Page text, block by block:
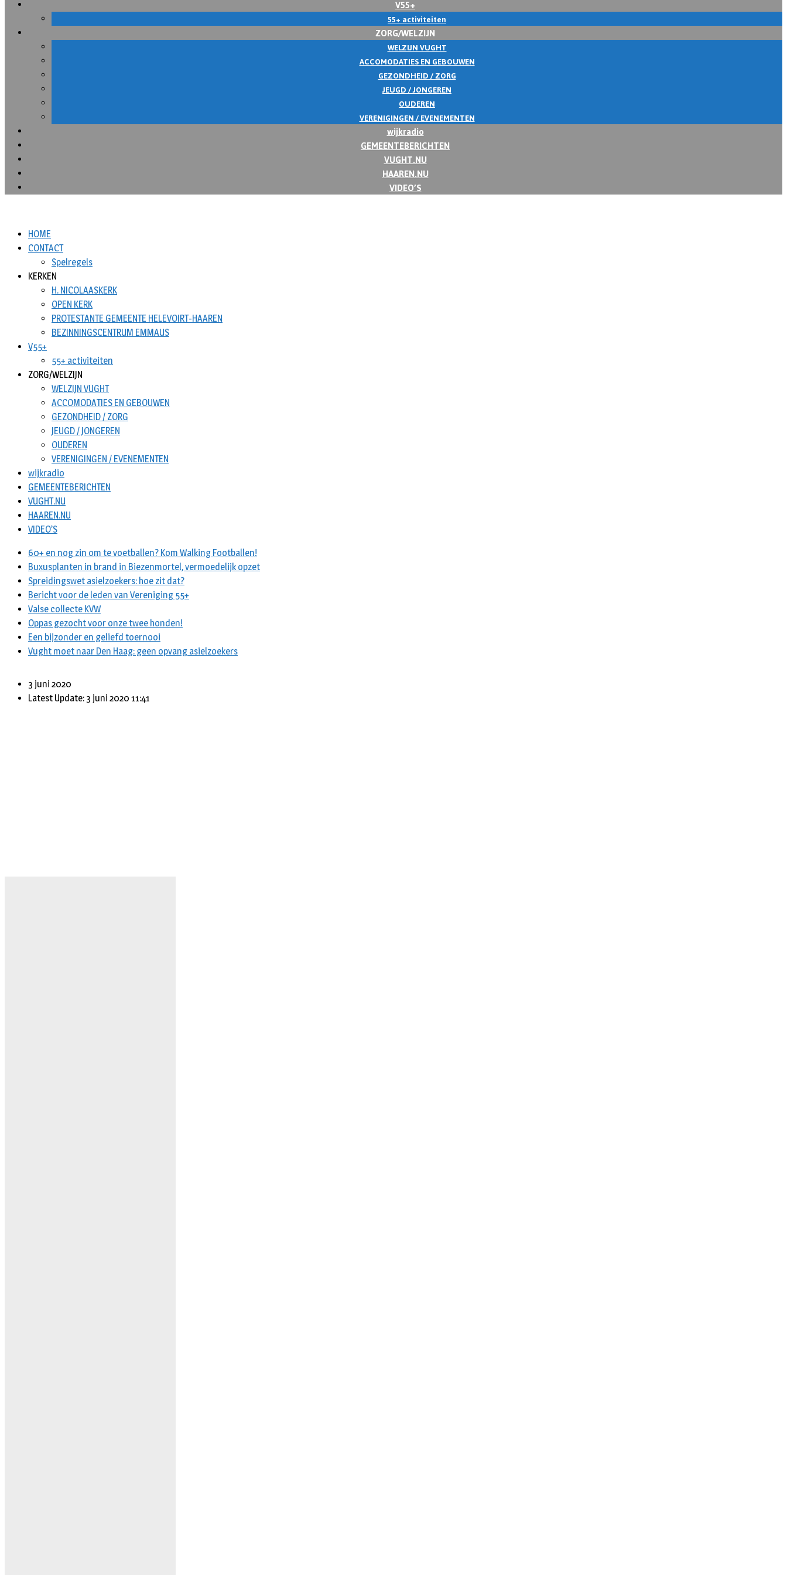
V55+
55+ activiteiten
ZORG/WELZIJN
WELZIJN VUGHT
ACCOMODATIES EN GEBOUWEN
GEZONDHEID / ZORG
JEUGD / JONGEREN
OUDEREN
VERENIGINGEN / EVENEMENTEN
wijkradio
GEMEENTEBERICHTEN
VUGHT.NU
HAAREN.NU
VIDEO’S
HOME
CONTACT
Spelregels
KERKEN
H. NICOLAASKERK
OPEN KERK
PROTESTANTE GEMEENTE HELEVOIRT-HAAREN
BEZINNINGSCENTRUM EMMAUS
V55+
55+ activiteiten
ZORG/WELZIJN
WELZIJN VUGHT
ACCOMODATIES EN GEBOUWEN
GEZONDHEID / ZORG
JEUGD / JONGEREN
OUDEREN
VERENIGINGEN / EVENEMENTEN
wijkradio
GEMEENTEBERICHTEN
VUGHT.NU
HAAREN.NU
VIDEO’S
60+ en nog zin om te voetballen? Kom Walking Footballen!
Buxusplanten in brand in Biezenmortel, vermoedelijk opzet
Spreidingswet asielzoekers: hoe zit dat?
Bericht voor de leden van Vereniging 55+
Valse collecte KVW
Oppas gezocht voor onze twee honden!
Een bijzonder en geliefd toernooi
Vught moet naar Den Haag: geen opvang asielzoekers
3 juni 2020
Latest Update: 3 juni 2020 11:41